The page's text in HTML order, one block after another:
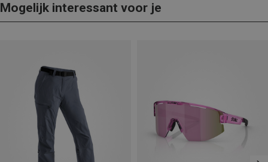
Mogelijk interessant voor je